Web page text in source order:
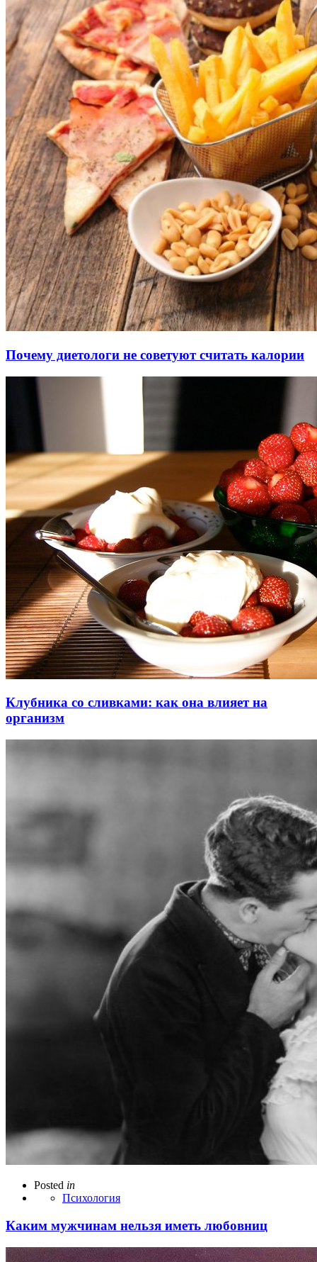
Почему диетологи не советуют считать калории
Клубника со сливками: как она влияет на
организм
Posted in
Психология
Каким мужчинам нельзя иметь любовниц